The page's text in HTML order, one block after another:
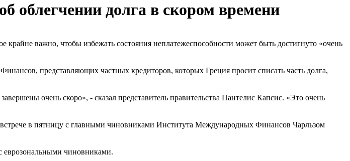
облегчении долга в скором времени
крайне важно, чтобы избежать состояния неплатежеспособности может быть достигнуто «очень
представляющих частных кредиторов, которых Греция просит списать часть долга,
очень скоро», - сказал представитель правительства Пантелис Капсис. «Это очень
в пятницу с главными чиновниками Института Международных Финансов Чарльзом
еврозональными чиновниками.